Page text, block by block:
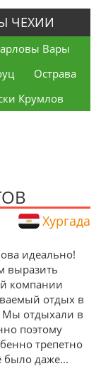
ЧЕХИИ
Вары
Острава
Крумлов
Хургада
идеально!
выразить
компании
отдых в
Мы отдыхали в
поэтому
трепетно
было даже...